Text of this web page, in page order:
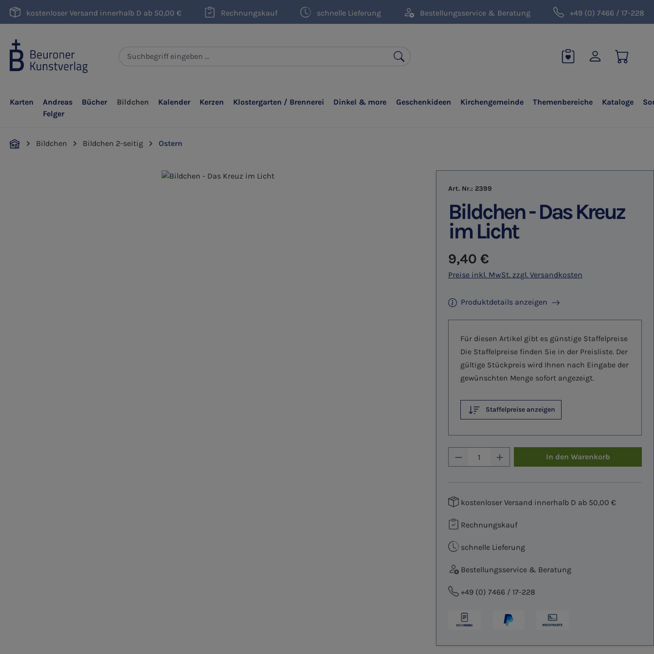
Hauptinhalt springen
Zur Suche springen
Zur Hauptnavigation springen
kostenloser Versand innerhalb D ab 50,00 € Rechnungskauf schnelle Lieferung Bestellungsservice & Beratung +49 (0) 7466 / 17-228
Karten
Andreas
Felger
Bücher Bildchen Kalender Kerzen Klostergarten / Brennerei Dinkel & more Geschenkideen Kirchengemeinde Themenbereiche Kataloge
Bildchen Bildchen 2-seitig Ostern
Art. Nr.: 2399
Bildchen - Das Kreuz
im Licht
Regulärer Preis:
9,40 €
Preise inkl. MwSt. zzgl. Versandkosten
Produktdetails anzeigen
Für diesen Artikel gibt es günstige Staffelpreise
Die Staffelpreise finden Sie in der Preisliste. Der
gültige Stückpreis wird Ihnen nach Eingabe der
gewünschten Menge sofort angezeigt.
Staffelpreise anzeigen
Produkt Anzahl: Gib den
In den Warenkorb
kostenloser Versand innerhalb D ab 50,00 €
Rechnungskauf
schnelle Lieferung
Bestellungsservice & Beratung
+49 (0) 7466 / 17-228